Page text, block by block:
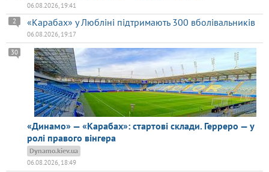
06.08.2026, 19:41
«Карабах» у Любліні підтримають 300 вболівальників
2
06.08.2026, 19:17
«Динамо» — «Карабах»: стартові склади. Герреро — у
ролі правого вінгера
30
Dynamo.kiev.ua
06.08.2026, 18:49